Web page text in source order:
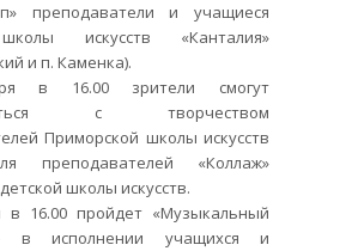
преподаватели и учащиеся
искусств «Канталия»
и п. Каменка).
в 16.00 зрители смогут
с творчеством
Приморской школы искусств
преподавателей «Коллаж»
школы искусств.
в 16.00 пройдет «Музыкальный
в исполнении учащихся и